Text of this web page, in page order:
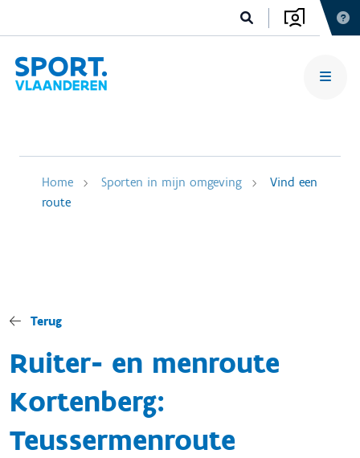
Home Sporten in mijn omgeving
Vind een
route
Terug
Ruiter- en menroute
Kortenberg:
Teussermenroute